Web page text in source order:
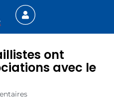
ont
avec le